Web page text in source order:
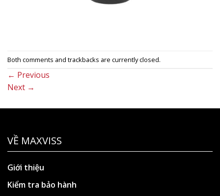
Both comments and trackbacks are currently closed.
← Previous
Next →
VỀ MAXVISS
Giới thiệu
Kiểm tra bảo hành